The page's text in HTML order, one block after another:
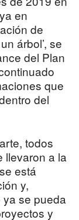
en
de
árbol’, se
del Plan
que
del
todos
llevaron a la
está
y,
se pueda
y